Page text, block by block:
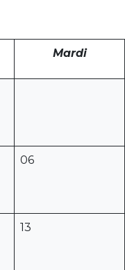
Mardi
06
13